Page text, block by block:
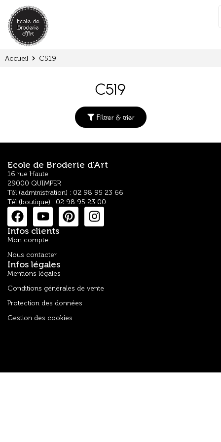
:
Accueil C519
C519
Filtrer & trier
Ecole de Broderie d'Art
16 rue Haute
29000 QUIMPER
Tél (administration) : 02 98 95 23 66
Tél (boutique) : 02 98 95 23 00
Infos clients
Mon compte
Nous contacter
Infos légales
Mentions légales
Conditions générales de vente
Protection des données
Gestion des cookies
Panneau de gestion des cookies